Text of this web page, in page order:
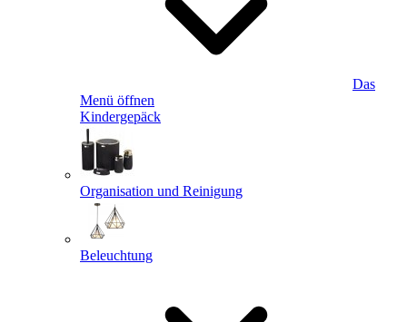
Das
Menü öffnen
Kindergepäck
Organisation und Reinigung
Beleuchtung